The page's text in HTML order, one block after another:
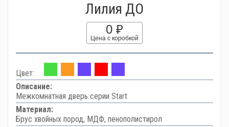
Лилия ДО
0 ₽
Цена с коробкой
Цвет:
Описание:
Межкомнатная дверь серии Start
Материал:
Брус хвойных пород, МДФ, пенополистирол